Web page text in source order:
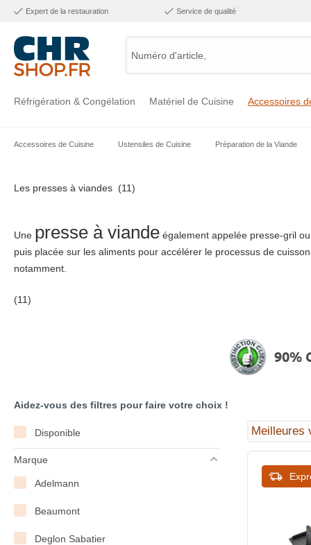
Expert de la restauration Service de qualité
Numéro d'article, catégorie
Réfrigération & Congélation Matériel de Cuisine Accessoires
Accessoires de Cuisine Ustensiles de Cuisine Préparation de la Viande
Les presses à viandes (11)
Une presse à viande également appelée presse-gril
puis placée sur les aliments pour accélérer le processus de
notamment.
(11)
90%
Aidez-vous des filtres pour faire votre choix !
Disponible
Marque
Adelmann
Beaumont
Deglon Sabatier